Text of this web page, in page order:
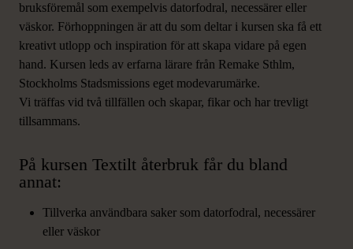
bruksföremål som exempelvis datorfodral, necessärer eller
väskor. Förhoppningen är att du som deltar i kursen ska få ett
kreativt utlopp och inspiration för att skapa vidare på egen
hand. Kursen leds av erfarna lärare från Remake Sthlm,
Stockholms Stadsmissions eget modevarumärke.
Vi träffas vid två tillfällen och skapar, fikar och har trevligt
tillsammans.
På kursen Textilt återbruk får du bland
annat:
Tillverka användbara saker som datorfodral, necessärer
eller väskor